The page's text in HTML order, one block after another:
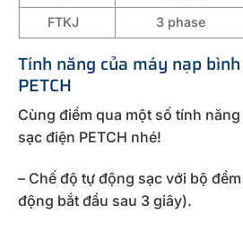
FTKJ
3 phase
Tính năng của máy nạp
PETCH
Cùng điểm qua một số tính
sạc điện PETCH nhé!
– Chế độ tự động sạc với bộ
động bắt đầu sau 3 giây).